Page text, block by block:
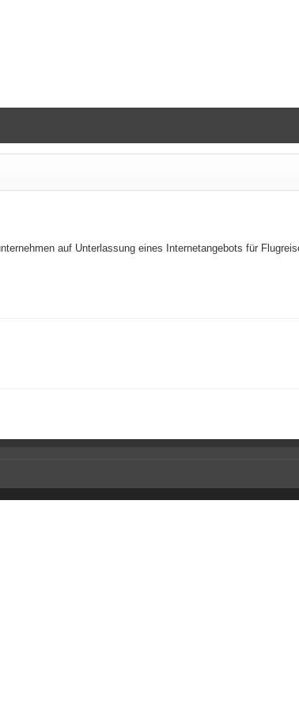
auf Unterlassung eines Internetangebots für